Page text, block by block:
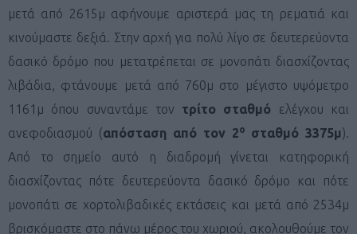
μετά από 2615μ αφήνουμε αριστερά μας τη ρεματιά και
κινούμαστε δεξιά. Στην αρχή για πολύ λίγο σε δευτερεύοντα
δασικό δρόμο που μετατρέπεται σε μονοπάτι διασχίζοντας
λιβάδια, φτάνουμε μετά από 760μ στο μέγιστο υψόμετρο
1161μ όπου συναντάμε τον τρίτο σταθμό ελέγχου και
ανεφοδιασμού (απόσταση από τον 2ο σταθμό 3375μ).
Από το σημείο αυτό η διαδρομή γίνεται κατηφορική
διασχίζοντας πότε δευτερεύοντα δασικό δρόμο και πότε
μονοπάτι σε χορτολιβαδικές εκτάσεις και μετά από 2534μ
βρισκόμαστε στο πάνω μέρος του χωριού, ακολουθούμε τον